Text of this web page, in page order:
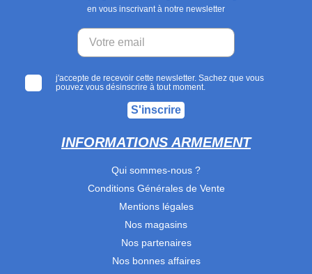
en vous inscrivant à notre newsletter
j'accepte de recevoir cette newsletter. Sachez que vous
pouvez vous désinscrire à tout moment.
S'inscrire
INFORMATIONS ARMEMENT
Qui sommes-nous ?
Conditions Générales de Vente
Mentions légales
Nos magasins
Nos partenaires
Nos bonnes affaires